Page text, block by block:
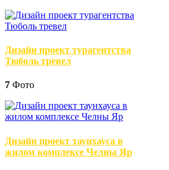
Дизайн проект турагентства
Тюболь тревел
7 Фото
Дизайн проект таунхауса в
жилом комплексе Челны Яр